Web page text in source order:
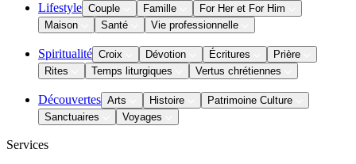
Lifestyle Couple Famille
For Her et For Him
Maison
Santé Vie professionnelle
Spiritualité Croix Dévotion Écritures
Prière
Rites
Temps liturgiques Vertus chrétiennes
Découvertes Arts Histoire
Patrimoine Culture
Sanctuaires
Voyages
Services